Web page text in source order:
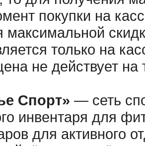
покупки на
максимальной
только на
не действует
Спорт» — сеть
инвентаря для
для активного